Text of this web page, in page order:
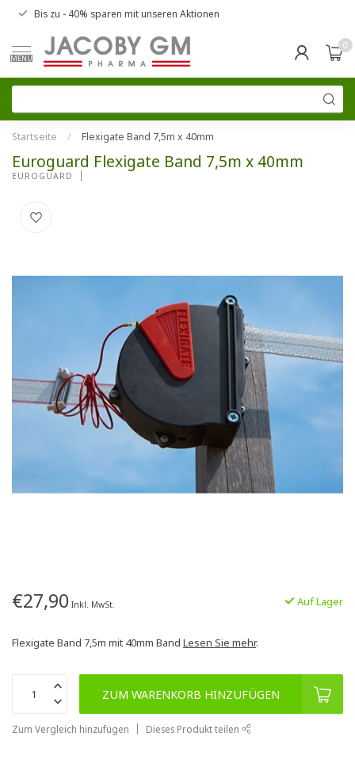
Bis zu - 40% sparen mit unseren Aktionen
MENU
0
Startseite / Flexigate Band 7,5m x 40mm
Euroguard Flexigate Band 7,5m x 40mm
EUROGUARD
€27,90 Inkl. MwSt. Auf Lager
Flexigate Band 7,5m mit 40mm Band Lesen Sie mehr.
ZUM WARENKORB HINZUFÜGEN
Zum Vergleich hinzufügen Dieses Produkt teilen